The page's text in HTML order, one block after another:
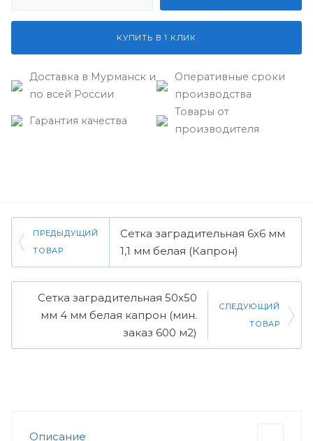
КУПИТЬ В 1 КЛИК
Доставка в Мурманск и
по всей России
Оперативные сроки
производства
Гарантия качества
Товары от
производителя
ПРЕДЫДУЩИЙ
ТОВАР
Сетка заградительная 6х6 мм
1,1 мм белая (Капрон)
Сетка заградительная 50х50
мм 4 мм белая капрон (мин.
заказ 600 м2)
СЛЕДУЮЩИЙ
ТОВАР
Описание